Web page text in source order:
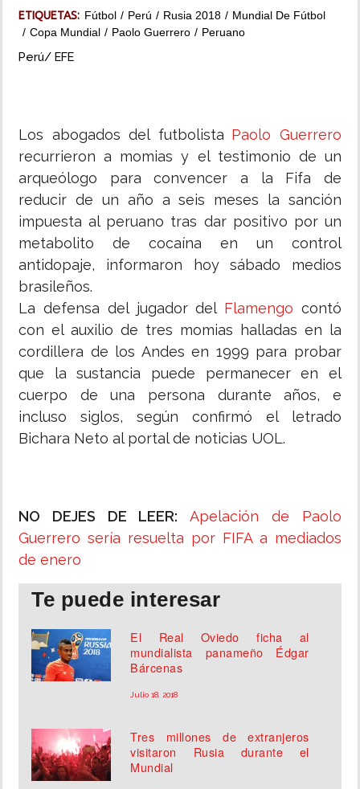
ETIQUETAS: Fútbol Perú Rusia 2018
Mundial De Fútbol
Copa Mundial
Paolo Guerrero Peruano
Perú/ EFE
Los abogados del futbolista Paolo Guerrero
recurrieron a momias y el testimonio de un
arqueólogo para convencer a la Fifa de
reducir de un año a seis meses la sanción
impuesta al peruano tras dar positivo por un
metabolito de cocaína en un control
antidopaje, informaron hoy sábado medios
brasileños.
La defensa del jugador del Flamengo contó
con el auxilio de tres momias halladas en la
cordillera de los Andes en 1999 para probar
que la sustancia puede permanecer en el
cuerpo de una persona durante años, e
incluso siglos, según confirmó el letrado
Bichara Neto al portal de noticias UOL.
NO DEJES DE LEER:
Apelación de Paolo
Guerrero sería resuelta por FIFA a mediados
de enero
Te puede interesar
El Real Oviedo ficha al
mundialista panameño Édgar
Bárcenas
Julio 18, 2018
Tres millones de extranjeros
visitaron Rusia durante el
Mundial